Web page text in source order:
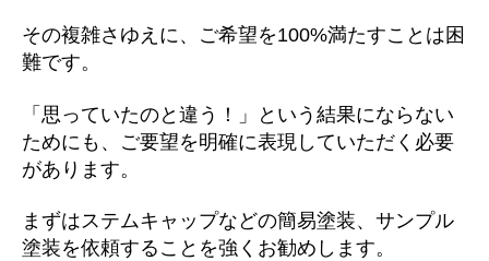
その複雑さゆえに、ご希望を100%満たすことは困
難です。
「思っていたのと違う！」という結果にならない
ためにも、ご要望を明確に表現していただく必要
があります。
まずはステムキャップなどの簡易塗装、サンプル
塗装を依頼することを強くお勧めします。